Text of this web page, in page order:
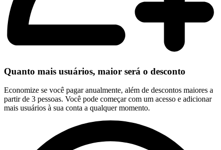
Quanto mais usuários, maior será o desconto
Economize se você pagar anualmente, além de descontos maiores a
partir de 3 pessoas. Você pode começar com um acesso e adicionar
mais usuários à sua conta a qualquer momento.